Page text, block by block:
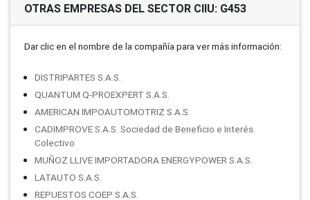
OTRAS EMPRESAS DEL SECTOR CIIU: G453
Dar clic en el nombre de la compañí­a para ver más información:
DISTRIPARTES S.A.S.
QUANTUM Q-PROEXPERT S.A.S.
AMERICAN IMPOAUTOMOTRIZ S.A.S.
CADIMPROVE S.A.S. Sociedad de Beneficio e Interés
Colectivo
MUÑOZ LLIVE IMPORTADORA ENERGYPOWER S.A.S.
LATAUTO S.A.S.
REPUESTOS COEP S.A.S.